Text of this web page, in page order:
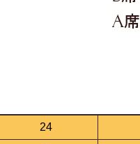
24